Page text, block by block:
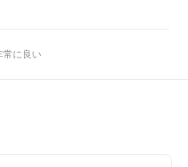
常に良い